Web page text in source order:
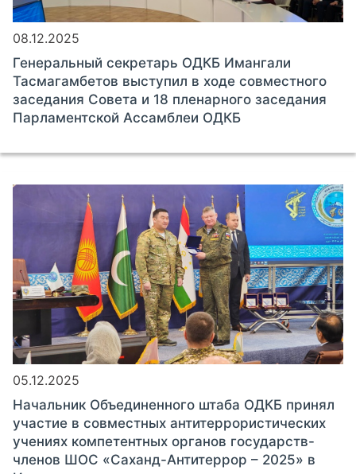
08.12.2025
Генеральный секретарь ОДКБ Имангали
Тасмагамбетов выступил в ходе совместного
заседания Совета и 18 пленарного заседания
Парламентской Ассамблеи ОДКБ
05.12.2025
Начальник Объединенного штаба ОДКБ принял
участие в совместных антитеррористических
учениях компетентных органов государств-
членов ШОС «Саханд-Антитеррор – 2025» в